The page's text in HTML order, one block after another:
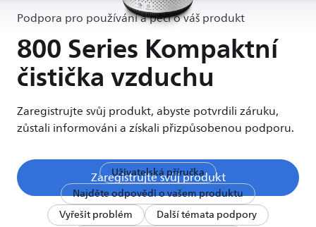
Podpora pro používání a péči o váš produkt
800 Series Kompaktní
čistička vzduchu
Zaregistrujte svůj produkt, abyste potvrdili záruku,
zůstali informováni a získali přizpůsobenou podporu.
Zaregistrujte svůj produkt
Uživatelská příručka
Najděte odpovědi o vašem produktu
Vyřešit problém
Další témata podpory